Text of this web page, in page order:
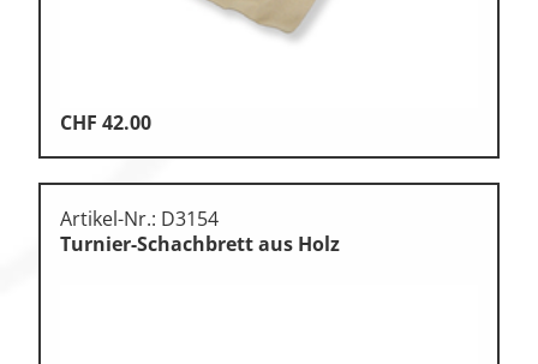
CHF 42.00
Artikel-Nr.: D3154
Turnier-Schachbrett aus Holz